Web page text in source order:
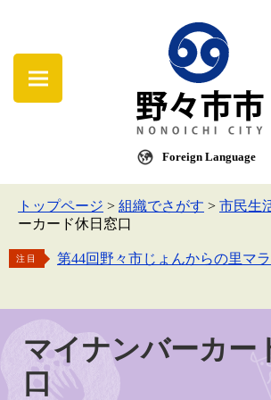
Foreign Language
トップページ > 組織でさがす > 市民生
ーカード休日窓口
注目
第44回野々市じょんからの里マ
マイナンバーカー
口